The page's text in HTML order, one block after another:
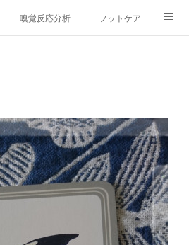
嗅覚反応分析 フットケア